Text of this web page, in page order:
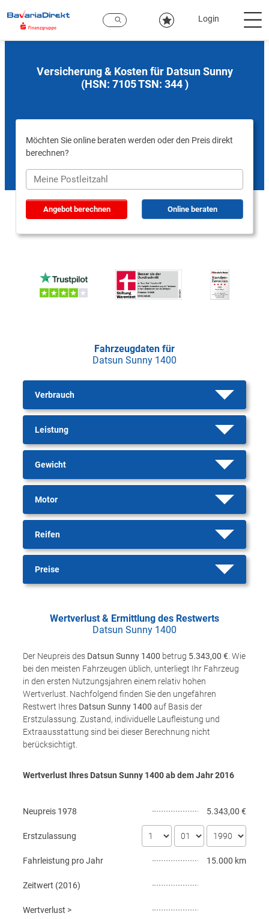
Hauptinhalt
Login
Versicherung & Kosten für Datsun Sunny
(HSN: 7105 TSN: 344 )
Möchten Sie online beraten werden oder den Preis direkt
berechnen?
Angebot berechnen Online beraten
Fahrzeugdaten für
Datsun Sunny 1400
Verbrauch
Leistung
Gewicht
Motor
Reifen
Preise
Wertverlust & Ermittlung des Restwerts
Datsun Sunny 1400
Der Neupreis des Datsun Sunny 1400 betrug 5.343,00 € . Wie
bei den meisten Fahrzeugen üblich, unterliegt Ihr Fahrzeug
in den ersten Nutzungsjahren einem relativ hohen
Wertverlust. Nachfolgend finden Sie den ungefähren
Restwert Ihres Datsun Sunny 1400 auf Basis der
Erstzulassung. Zustand, individuelle Laufleistung und
Extraausstattung sind bei dieser Berechnung nicht
berücksichtigt.
Wertverlust Ihres Datsun Sunny 1400 ab dem Jahr2016
Neupreis 1978 5.343,00 €
Erstzulassung
Fahrleistung pro Jahr 15.000 km
Zeitwert (2016)
Wertverlust >